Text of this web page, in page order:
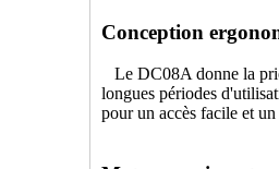
Conception
Le DC08A donne la
longues périodes
pour un accès facile et